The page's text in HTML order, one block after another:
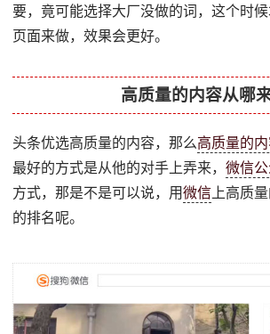
要，竟可能选择大厂没做的词，这个时
页面来做，效果会更好。
高质量的内容从哪
头条优选高质量的内容，那么高质量的
最好的方式是从他的对手上弄来，微信
方式，那是不是可以说，用微信 上高质
的排名呢。